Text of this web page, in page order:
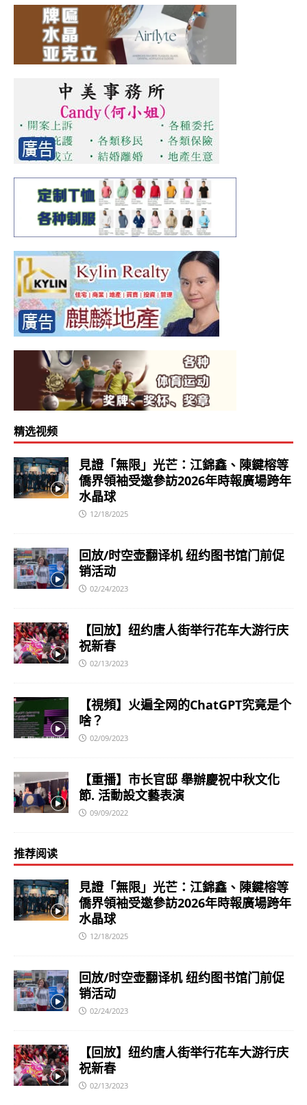
精选视频
見證「無限」光芒：江錦鑫、陳鍵榕等
僑界領袖受邀參訪2026年時報廣場跨年
水晶球
12/18/2025
回放/时空壶翻译机 纽约图书馆门前促
销活动
02/24/2023
【回放】纽约唐人街举行花车大游行庆
祝新春
02/13/2023
【視頻】火遍全网的ChatGPT究竟是个
啥？
02/09/2023
【重播】市长官邸 舉辦慶祝中秋文化
節. 活動設文藝表演
09/09/2022
推荐阅读
見證「無限」光芒：江錦鑫、陳鍵榕等
僑界領袖受邀參訪2026年時報廣場跨年
水晶球
12/18/2025
回放/时空壶翻译机 纽约图书馆门前促
销活动
02/24/2023
【回放】纽约唐人街举行花车大游行庆
祝新春
02/13/2023